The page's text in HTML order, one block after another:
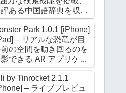
ある中国語辞典を収録
電子辞典アプリケーシ
Park 1.0.1 [iPhone]
– リアルな恐竜が目
の空間を動き回るのを
できる AR アプリケー
ン
by Tinrocket 2.1.1
– ライブプレビュ